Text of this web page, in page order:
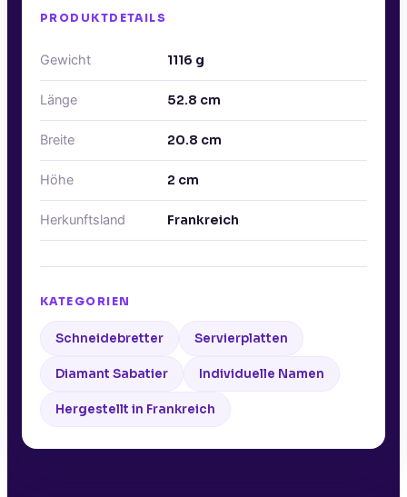
PRODUKTDETAILS
Gewicht 1116 g
Länge 52.8 cm
Breite 20.8 cm
Höhe 2 cm
Herkunftsland Frankreich
KATEGORIEN
Schneidebretter Servierplatten
Diamant Sabatier Individuelle Namen
Hergestellt in Frankreich